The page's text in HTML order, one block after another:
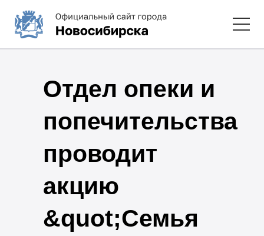
Отдел опеки и
попечительства
проводит
акцию
&quot;Семья